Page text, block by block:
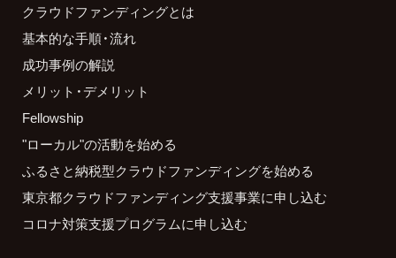
クラウドファンディングとは
基本的な手順・流れ
成功事例の解説
メリット・デメリット
Fellowship
"ローカル"の活動を始める
ふるさと納税型クラウドファンディングを始める
東京都クラウドファンディング支援事業に申し込む
コロナ対策支援プログラムに申し込む